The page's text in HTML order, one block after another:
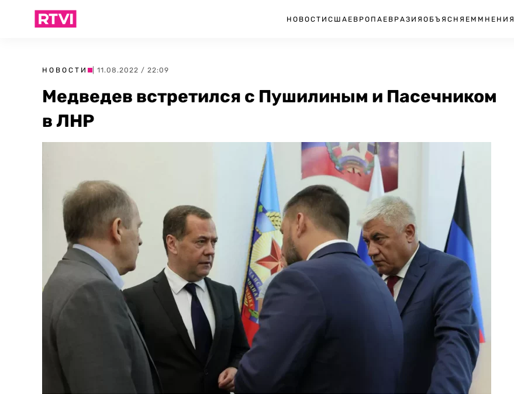
НОВОСТИ США ЕВРОПА ЕВРАЗИЯ ОБЪЯСНЯЕМ МНЕНИЯ
НОВОСТИ | 11.08.2022 / 22:09
Медведев встретился с Пушилиным и Пасечником
в ЛНР